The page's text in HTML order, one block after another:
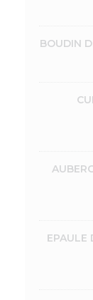
BOUDIN
EPAULE